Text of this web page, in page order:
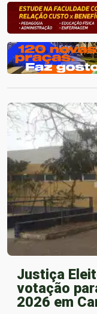
Justiça
votação
2026 em